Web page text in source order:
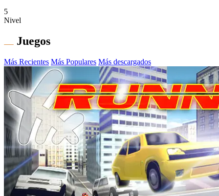
5
Nivel
Juegos
Más Recientes Más Populares Más descargados